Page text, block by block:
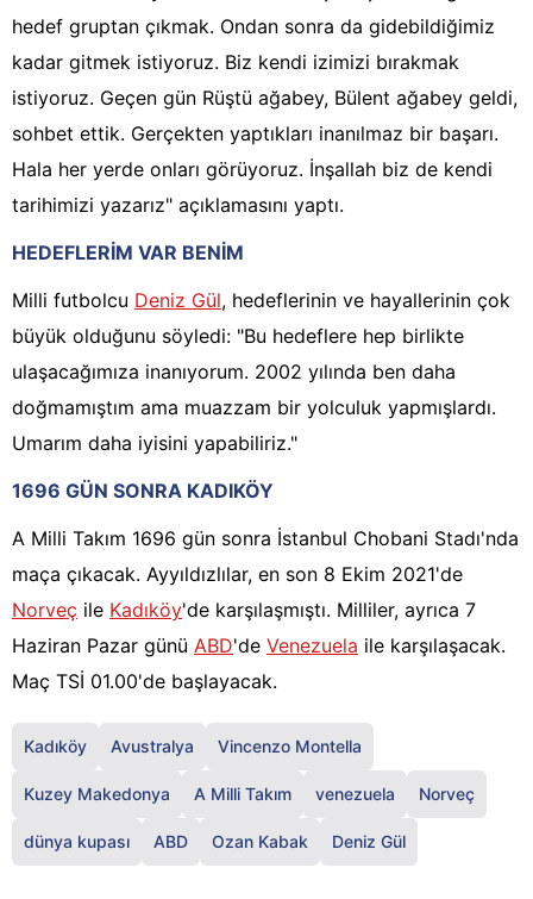
hedef gruptan çıkmak. Ondan sonra da gidebildiğimiz
kadar gitmek istiyoruz. Biz kendi izimizi bırakmak
istiyoruz. Geçen gün Rüştü ağabey, Bülent ağabey geldi,
sohbet ettik. Gerçekten yaptıkları inanılmaz bir başarı.
Hala her yerde onları görüyoruz. İnşallah biz de kendi
tarihimizi yazarız" açıklamasını yaptı.
HEDEFLERİM VAR BENİM
Milli futbolcu Deniz Gül, hedeflerinin ve hayallerinin çok
büyük olduğunu söyledi: "Bu hedeflere hep birlikte
ulaşacağımıza inanıyorum. 2002 yılında ben daha
doğmamıştım ama muazzam bir yolculuk yapmışlardı.
Umarım daha iyisini yapabiliriz."
1696 GÜN SONRA KADIKÖY
A Milli Takım 1696 gün sonra İstanbul Chobani Stadı'nda
maça çıkacak. Ayyıldızlılar, en son 8 Ekim 2021'de
Norveç ile Kadıköy'de karşılaşmıştı. Milliler, ayrıca 7
Haziran Pazar günü ABD'de Venezuela ile karşılaşacak.
Maç TSİ 01.00'de başlayacak.
Kadıköy Avustralya Vincenzo Montella
Kuzey Makedonya A Milli Takım venezuela Norveç
dünya kupası ABD Ozan Kabak Deniz Gül